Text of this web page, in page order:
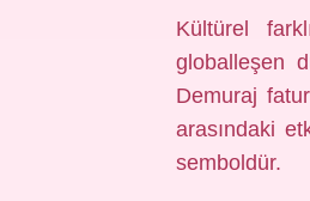
Kültürel
globalleşen
Demuraj
arasındaki
semboldür.